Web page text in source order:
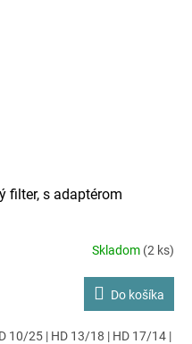
filter, s adaptérom
Skladom (2 ks)
Do košíka
10/25 | HD 13/18 | HD 17/14 |